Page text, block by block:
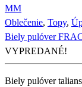
MM
Oblečenie, Topy,
Biely pulóver
VYPREDANÉ!
Biely pulóver